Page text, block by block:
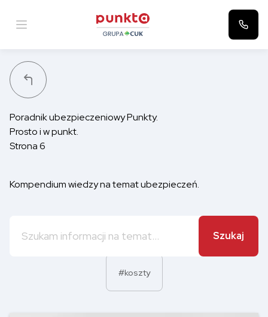
Poradnik ubezpieczeniowy Punkty.
Prosto i w punkt.
Strona 6
Kompendium wiedzy na temat ubezpieczeń.
#koszty